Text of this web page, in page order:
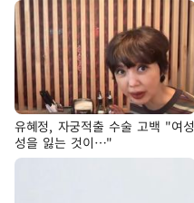
유혜정, 자궁적출 수술 고백 "여성
성을 잃는 것이…"